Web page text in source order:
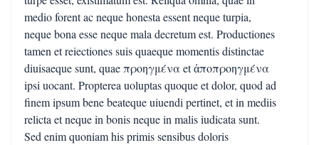
medio forent ac neque honesta essent neque turpia,
neque bona esse neque mala decretum est. Productiones
tamen et reiectiones suis quaeque momentis distinctae
diuisaeque sunt, quae προηγμένα et ἀποπροηγμένα
ipsi uocant. Propterea uoluptas quoque et dolor, quod ad
finem ipsum bene beateque uiuendi pertinet, et in mediis
relicta et neque in bonis neque in malis iudicata sunt.
Sed enim quoniam his primis sensibus doloris